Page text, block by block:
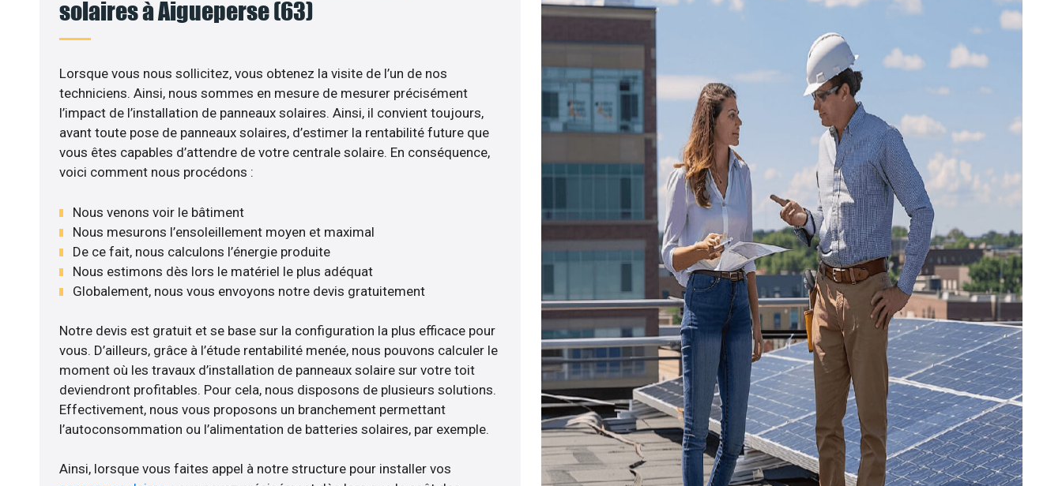
solaires à Aigueperse (63)
Lorsque vous nous sollicitez, vous obtenez la visite de l’un de nos
techniciens. Ainsi, nous sommes en mesure de mesurer précisément
l’impact de l’installation de panneaux solaires. Ainsi, il convient toujours,
avant toute pose de panneaux solaires, d’estimer la rentabilité future que
vous êtes capables d’attendre de votre centrale solaire. En conséquence,
voici comment nous procédons :
Nous venons voir le bâtiment
Nous mesurons l’ensoleillement moyen et maximal
De ce fait, nous calculons l’énergie produite
Nous estimons dès lors le matériel le plus adéquat
Globalement, nous vous envoyons notre devis gratuitement
Notre devis est gratuit et se base sur la configuration la plus efficace pour
vous. D’ailleurs, grâce à l’étude rentabilité menée, nous pouvons calculer le
moment où les travaux d’installation de panneaux solaire sur votre toit
deviendront profitables. Pour cela, nous disposons de plusieurs solutions.
Effectivement, nous vous proposons un branchement permettant
l’autoconsommation ou l’alimentation de batteries solaires, par exemple.
Ainsi, lorsque vous faites appel à notre structure pour installer vos